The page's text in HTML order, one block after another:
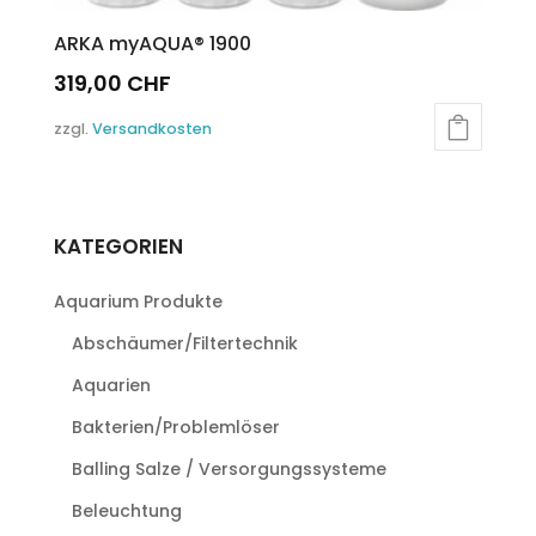
ARKA myAQUA® 1900
319,00 CHF
zzgl. Versandkosten
KATEGORIEN
Aquarium Produkte
Abschäumer/Filtertechnik
Aquarien
Bakterien/Problemlöser
Balling Salze / Versorgungssysteme
Beleuchtung